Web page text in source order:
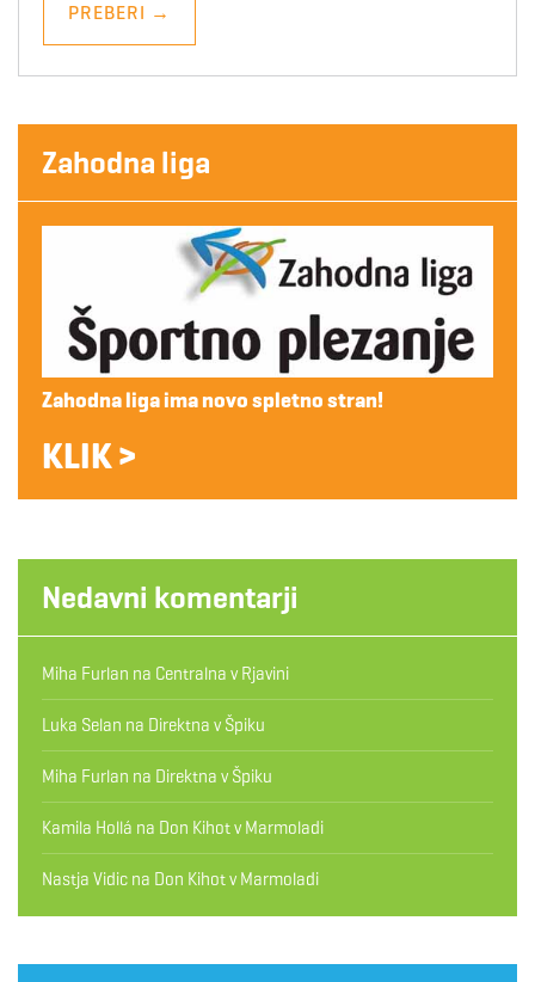
PREBERI →
Zahodna liga
Zahodna liga ima novo spletno stran!
KLIK >
Nedavni komentarji
Miha Furlan na Centralna v Rjavini
Luka Selan na Direktna v Špiku
Miha Furlan na Direktna v Špiku
Kamila Hollá na Don Kihot v Marmoladi
Nastja Vidic na Don Kihot v Marmoladi